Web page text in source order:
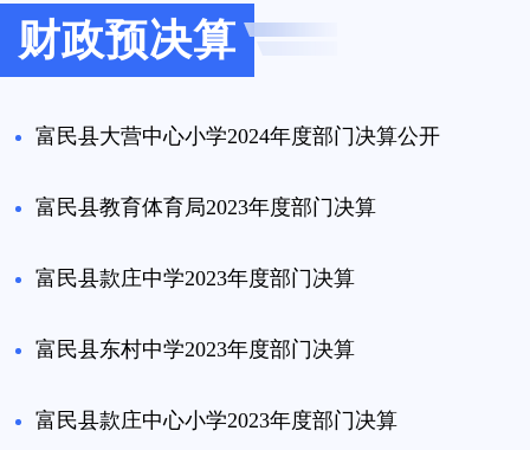
财政预决算
富民县大营中心小学2024年度部门决算公开
富民县教育体育局2023年度部门决算
富民县款庄中学2023年度部门决算
富民县东村中学2023年度部门决算
富民县款庄中心小学2023年度部门决算